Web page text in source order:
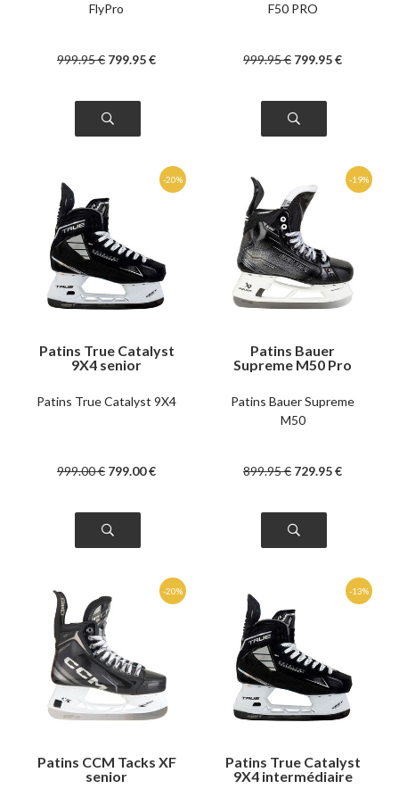
FlyPro
999.95€ 799.95€
F50 PRO
999.95€ 799.95€
Patins True Catalyst
9X4 senior
Patins True Catalyst 9X4
999.00€ 799.00€
Patins Bauer
Supreme M50 Pro
Patins Bauer Supreme
M50
899.95€ 729.95€
Patins CCM Tacks XF
senior
Patins True Catalyst
9X4 intermédiaire